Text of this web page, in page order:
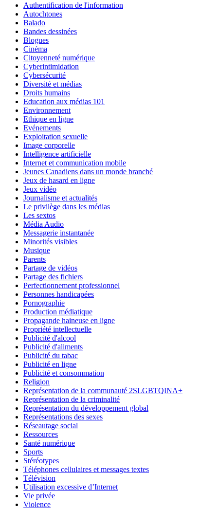
Authentification de l'information
Autochtones
Balado
Bandes dessinées
Blogues
Cinéma
Citoyenneté numérique
Cyberintimidation
Cybersécurité
Diversité et médias
Droits humains
Education aux médias 101
Environnement
Ethique en ligne
Evénements
Exploitation sexuelle
Image corporelle
Intelligence artificielle
Internet et communication mobile
Jeunes Canadiens dans un monde branché
Jeux de hasard en ligne
Jeux vidéo
Journalisme et actualités
Le privilège dans les médias
Les sextos
Média Audio
Messagerie instantanée
Minorités visibles
Musique
Parents
Partage de vidéos
Partage des fichiers
Perfectionnement professionnel
Personnes handicapées
Pornographie
Production médiatique
Propagande haineuse en ligne
Propriété intellectuelle
Publicité d'alcool
Publicité d'aliments
Publicité du tabac
Publicité en ligne
Publicité et consommation
Religion
Représentation de la communauté 2SLGBTQINA+
Représentation de la criminalité
Représentation du développement global
Représentations des sexes
Réseautage social
Ressources
Santé numérique
Sports
Stéréotypes
Téléphones cellulaires et messages textes
Télévision
Utilisation excessive d’Internet
Vie privée
Violence